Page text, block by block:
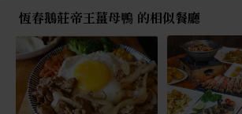
恆春鵝莊帝王薑母鴨 的相似餐廳